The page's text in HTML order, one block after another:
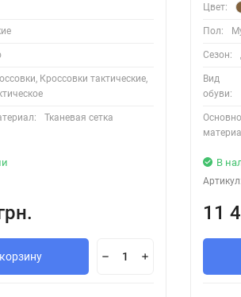
Кроссовки тактические,
Тканевая сетка
Цвет:
Пол:
Сезон:
Вид
обуви:
В
Артикул:
11